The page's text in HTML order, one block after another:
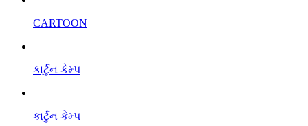
CARTOON
કાર્ટુન કેમ્પ
કાર્ટુન કેમ્પ